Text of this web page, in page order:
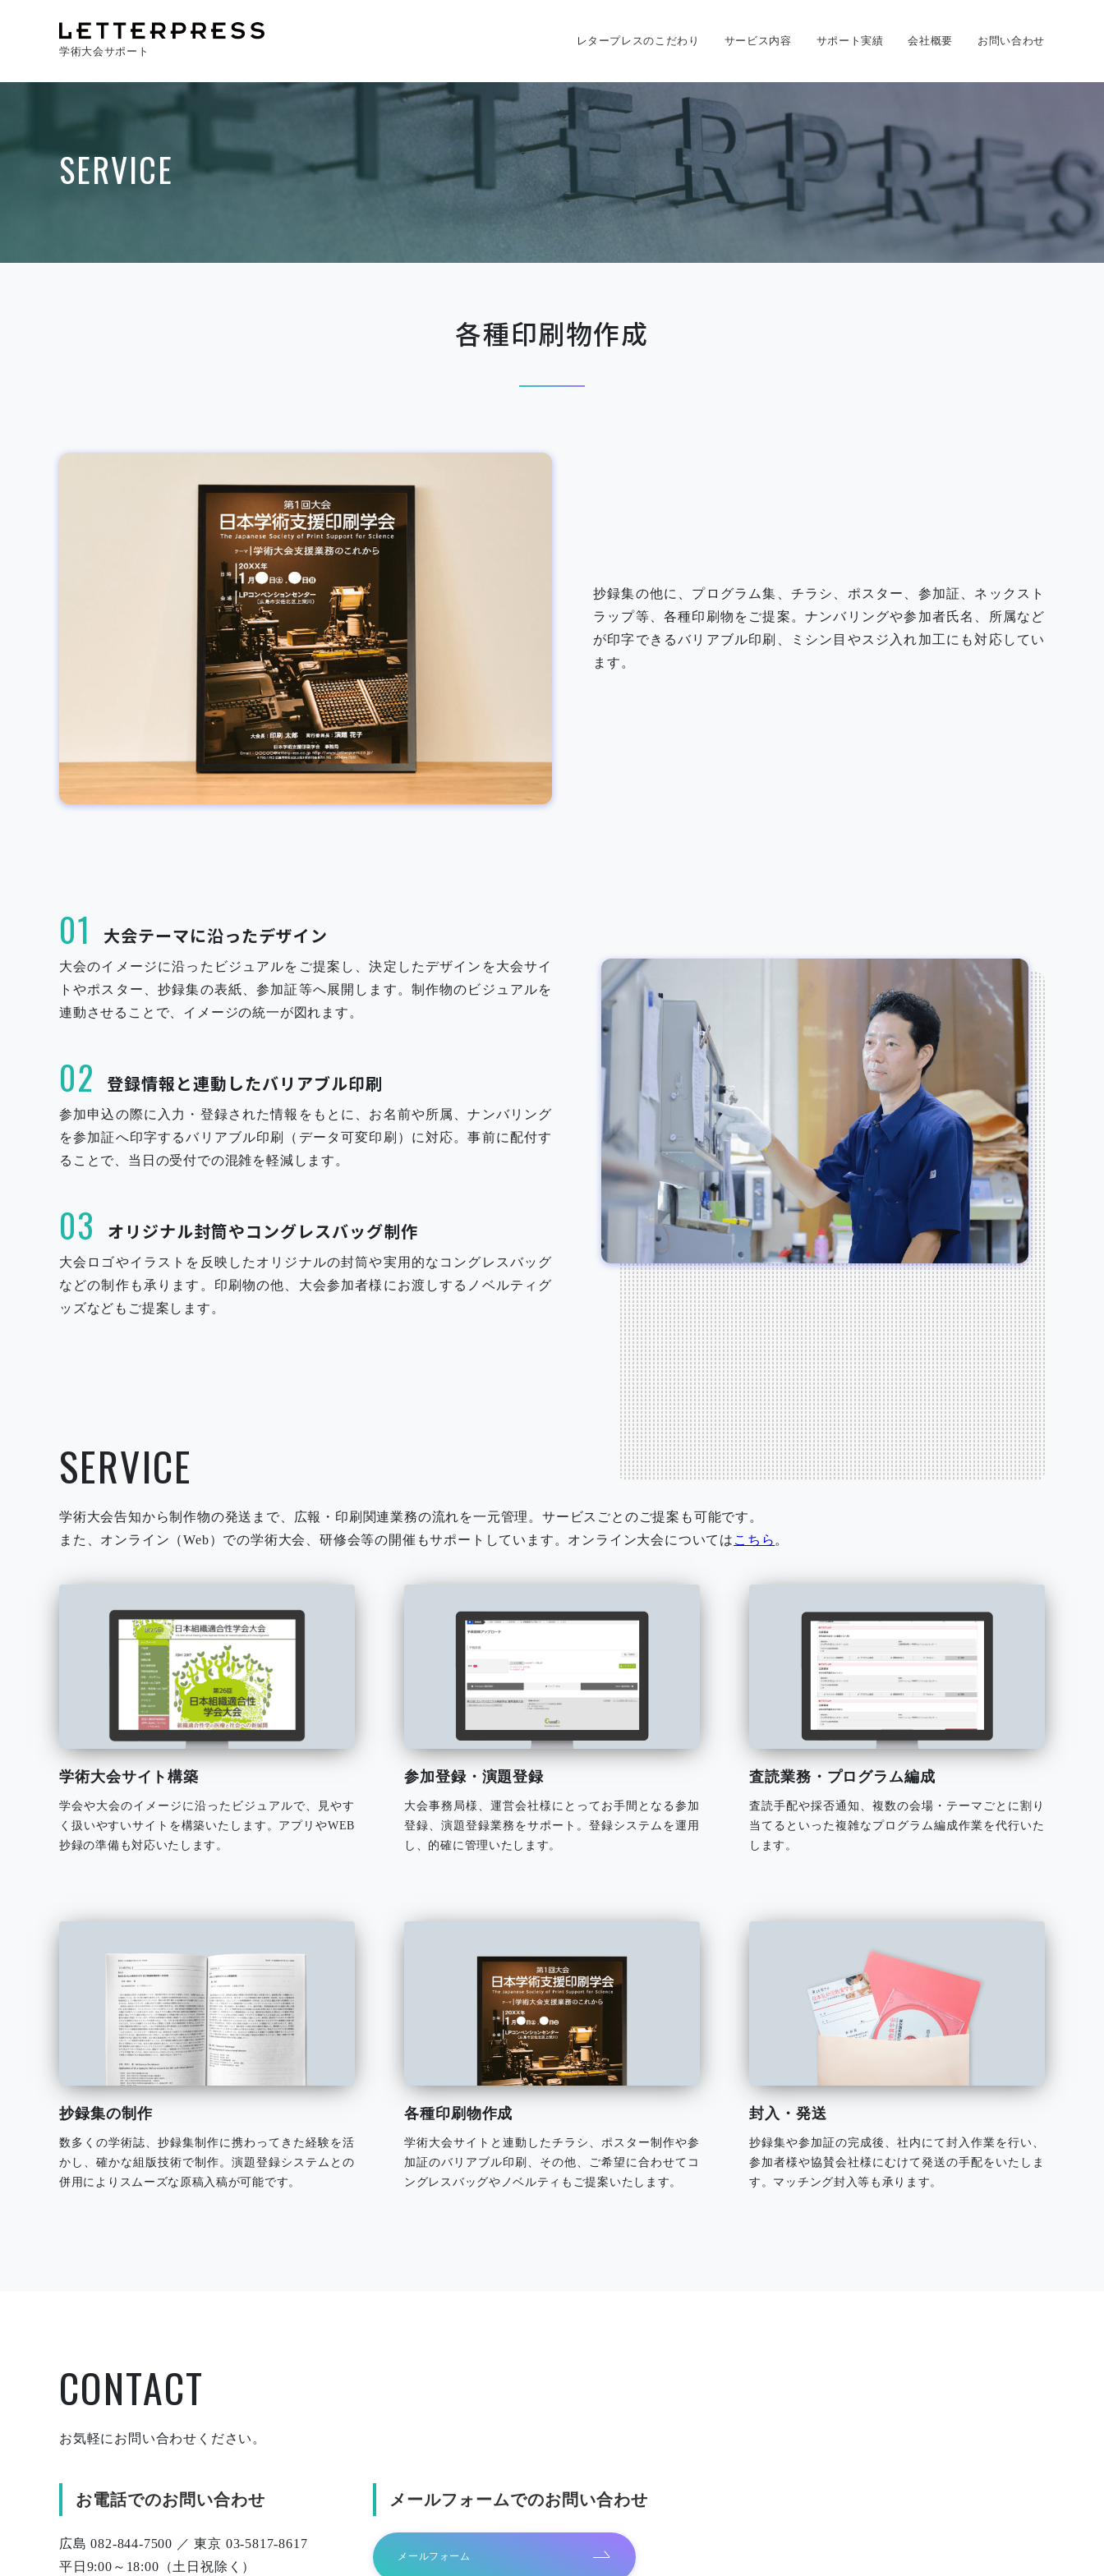
学術大会サポート
レタープレスのこだわり サービス内容 サポート実績 会社概要 お問い合わせ
SERVICE
各種印刷物作成
抄録集の他に、プログラム集、チラシ、ポスター、参加証、ネックスト
ラップ等、各種印刷物をご提案。ナンバリングや参加者氏名、所属など
が印字できるバリアブル印刷、ミシン目やスジ入れ加工にも対応してい
ます。
01 大会テーマに沿ったデザイン
大会のイメージに沿ったビジュアルをご提案し、決定したデザインを大会サイ
トやポスター、抄録集の表紙、参加証等へ展開します。制作物のビジュアルを
連動させることで、イメージの統一が図れます。
02 登録情報と連動したバリアブル印刷
参加申込の際に入力・登録された情報をもとに、お名前や所属、ナンバリング
を参加証へ印字するバリアブル印刷（データ可変印刷）に対応。事前に配付す
ることで、当日の受付での混雑を軽減します。
03 オリジナル封筒やコングレスバッグ制作
大会ロゴやイラストを反映したオリジナルの封筒や実用的なコングレスバッグ
などの制作も承ります。印刷物の他、大会参加者様にお渡しするノベルティグ
ッズなどもご提案します。
SERVICE
学術大会告知から制作物の発送まで、広報・印刷関連業務の流れを一元管理。サービスごとのご提案も可能です。
また、オンライン（Web）での学術大会、研修会等の開催もサポートしています。オンライン大会については こちら 。
学術大会サイト構築
学会や大会のイメージに沿ったビジュアルで、見やす
く扱いやすいサイトを構築いたします。アプリやWEB
抄録の準備も対応いたします。
参加登録・演題登録
大会事務局様、運営会社様にとってお手間となる参加
登録、演題登録業務をサポート。登録システムを運用
し、的確に管理いたします。
査読業務・プログラム編成
査読手配や採否通知、複数の会場・テーマごとに割り
当てるといった複雑なプログラム編成作業を代行いた
します。
抄録集の制作
数多くの学術誌、抄録集制作に携わってきた経験を活
かし、確かな組版技術で制作。演題登録システムとの
併用によりスムーズな原稿入稿が可能です。
各種印刷物作成
学術大会サイトと連動したチラシ、ポスター制作や参
加証のバリアブル印刷、その他、ご希望に合わせてコ
ングレスバッグやノベルティもご提案いたします。
封入・発送
抄録集や参加証の完成後、社内にて封入作業を行い、
参加者様や協賛会社様にむけて発送の手配をいたしま
す。マッチング封入等も承ります。
CONTACT
お気軽にお問い合わせください。
お電話でのお問い合わせ
広島 082-844-7500 ／ 東京 03-5817-8617
平日9:00～18:00（土日祝除く）
メールフォームでのお問い合わせ
メールフォーム